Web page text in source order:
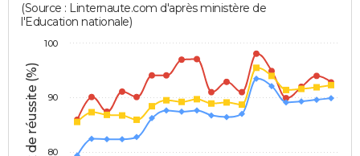
Taux de réussite (%)
(Source : Linternaute.com d'après ministère de
l'Education nationale)
80
90
100